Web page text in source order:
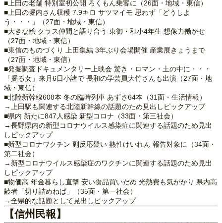
■上田の老舗 特別室初公開 ろくもん乗客に（26面・地域・東信）
■上田の堀内さん収穫 7.9キロ サツマイモ 思わず「どうしよ
う・・・」（27面・地域・東信）
■大きな絵 クラス仲間と語り合う 東御・和小4年生 想像力働かせ
（27面・地域・東信）
■東信のものづくり 上田集結 3年ぶり会場開催 産業展きょうまで
（27面・地域・東信）
■発掘調査ドキュメンタリー上映会 驚き・ロマン・土の中に・・・
「掘る女」来月6日小諸で 長和の学芸員大竹さんも出演（27面・地
域・東信）
■北陸新幹線608本 冬の臨時列車 あずさ64本（31面・生活情報）
→上田駅も関連する北陸新幹線の話題のため見出しピックアップ
■県内 新たに847人感染 新型コロナ（33面・第三社会）
→長野県内の新型コロナウイルス感染症に関連する話題のため見出
しピックアップ
■新型コロナワクチン 副反応疑い 熱性けいれん 報告対象に（34面・
第二社会）
→新型コロナウイルス感染症のワクチンに関連する話題のため見出
しピックアップ
■物価高 年金暮らし直撃 安い食品買いだめ 光熱費も気がかり 県内高
齢者「切り詰めねば」（35面・第一社会）
→全県的な話題として見出しピックアップ
【信州民報】